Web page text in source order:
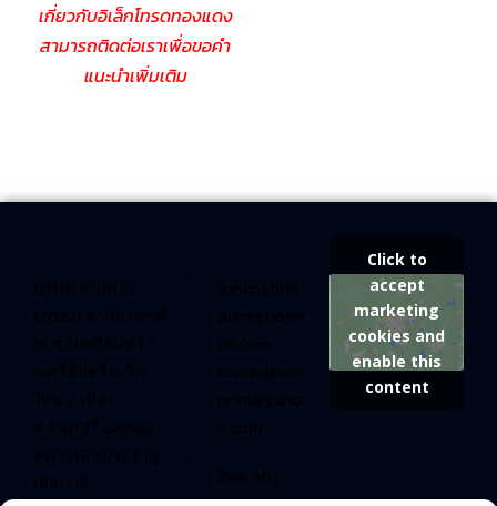
เกี่ยวกับอิเล็กโทรดทองแดง
สามารถติดต่อเราเพื่อขอคำ
แนะนำเพิ่มเติม
Click to
accept
marketing
cookies and
enable this
content